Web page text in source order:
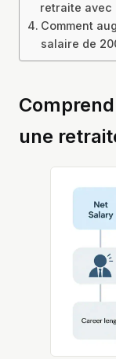
retraite avec
Comment
salaire de
une